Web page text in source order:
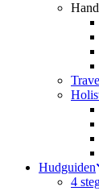
Hudguiden
4